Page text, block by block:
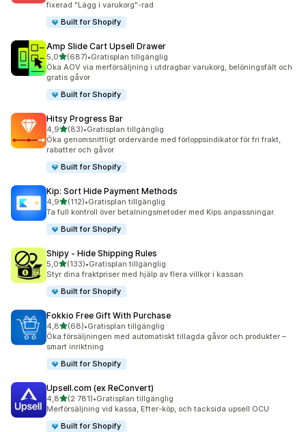
fixerad "Lägg i varukorg"-rad
Built for Shopify
Amp Slide Cart Upsell Drawer
5,0av 5 stjärnor
(687)
687 recensioner totalt
•Gratisplan tillgänglig
Öka AOV via merförsäljning i utdragbar varukorg, belöningsfält och
gratis gåvor
Built for Shopify
Hitsy Progress Bar
4,9av 5 stjärnor
(83)
83 recensioner totalt
•Gratisplan tillgänglig
Öka genomsnittligt ordervärde med förloppsindikator för fri frakt,
rabatter och gåvor
Built for Shopify
Kip: Sort Hide Payment Methods
4,9av 5 stjärnor
(112)
112 recensioner totalt
•Gratisplan tillgänglig
Ta full kontroll över betalningsmetoder med Kips anpassningar.
Built for Shopify
Shipy ‑ Hide Shipping Rules
5,0av 5 stjärnor
(133)
133 recensioner totalt
•Gratisplan tillgänglig
Styr dina fraktpriser med hjälp av flera villkor i kassan
Built for Shopify
Fokkio Free Gift With Purchase
4,8av 5 stjärnor
(68)
68 recensioner totalt
•Gratisplan tillgänglig
Öka försäljningen med automatiskt tillagda gåvor och produkter –
smart inriktning
Built for Shopify
Upsell.com (ex ReConvert)
4,8av 5 stjärnor
(2 781)
2781 recensioner totalt
•Gratisplan tillgänglig
Merförsäljning vid kassa, Efter-köp, och tacksida upsell OCU
Built for Shopify